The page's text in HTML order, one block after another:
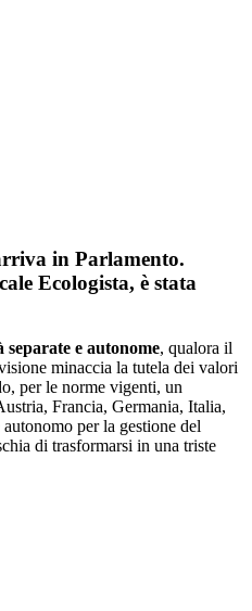
in Parlamento.
Ecologista, è stata
e autonome, qualora il
minaccia la tutela dei valori
per le norme vigenti, un
Francia, Germania, Italia,
per la gestione del
di trasformarsi in una triste